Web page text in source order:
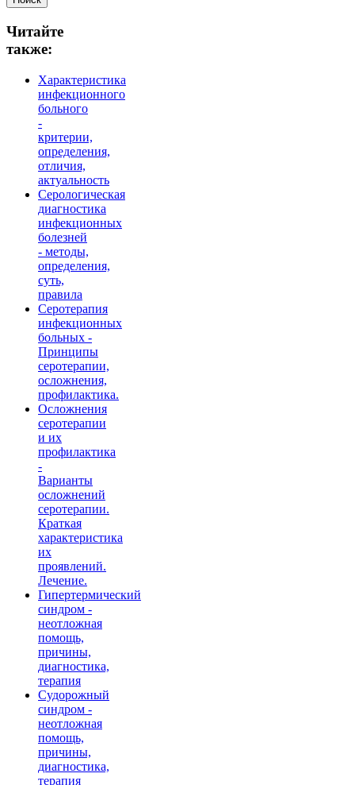
Читайте
также:
Характеристика
инфекционного
больного
-
критерии,
определения,
отличия,
актуальность
Серологическая
диагностика
инфекционных
болезней
- методы,
определения,
суть,
правила
Серотерапия
инфекционных
больных -
Принципы
серотерапии,
осложнения,
профилактика.
Осложнения
серотерапии
и их
профилактика
-
Варианты
осложнений
серотерапии.
Краткая
характеристика
их
проявлений.
Лечение.
Гипертермический
синдром -
неотложная
помощь,
причины,
диагностика,
терапия
Судорожный
синдром -
неотложная
помощь,
причины,
диагностика,
терапия